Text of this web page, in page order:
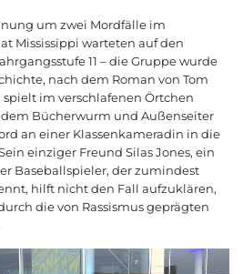
um zwei Mordfälle im
Mississippi warteten auf den
11 – die Gruppe wurde
nach dem Roman von Tom
spielt im verschlafenen Örtchen
Bücherwurm und Außenseiter
an einer Klassenkameradin in die
einziger Freund Silas Jones, ein
Baseballspieler, der zumindest
hilft nicht den Fall aufzuklären,
die von Rassismus geprägten